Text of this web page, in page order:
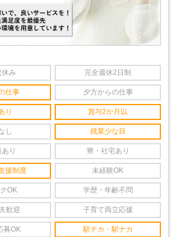
休み 完全週休2日制
仕事 夕方からの仕事
り 賞与2か月以
し 残業少な目
り 寮・社宅あり
援制度 未経験OK
OK 学歴・年齢不問
歓迎 子育て両立応援
募OK 駅チカ・駅ナカ